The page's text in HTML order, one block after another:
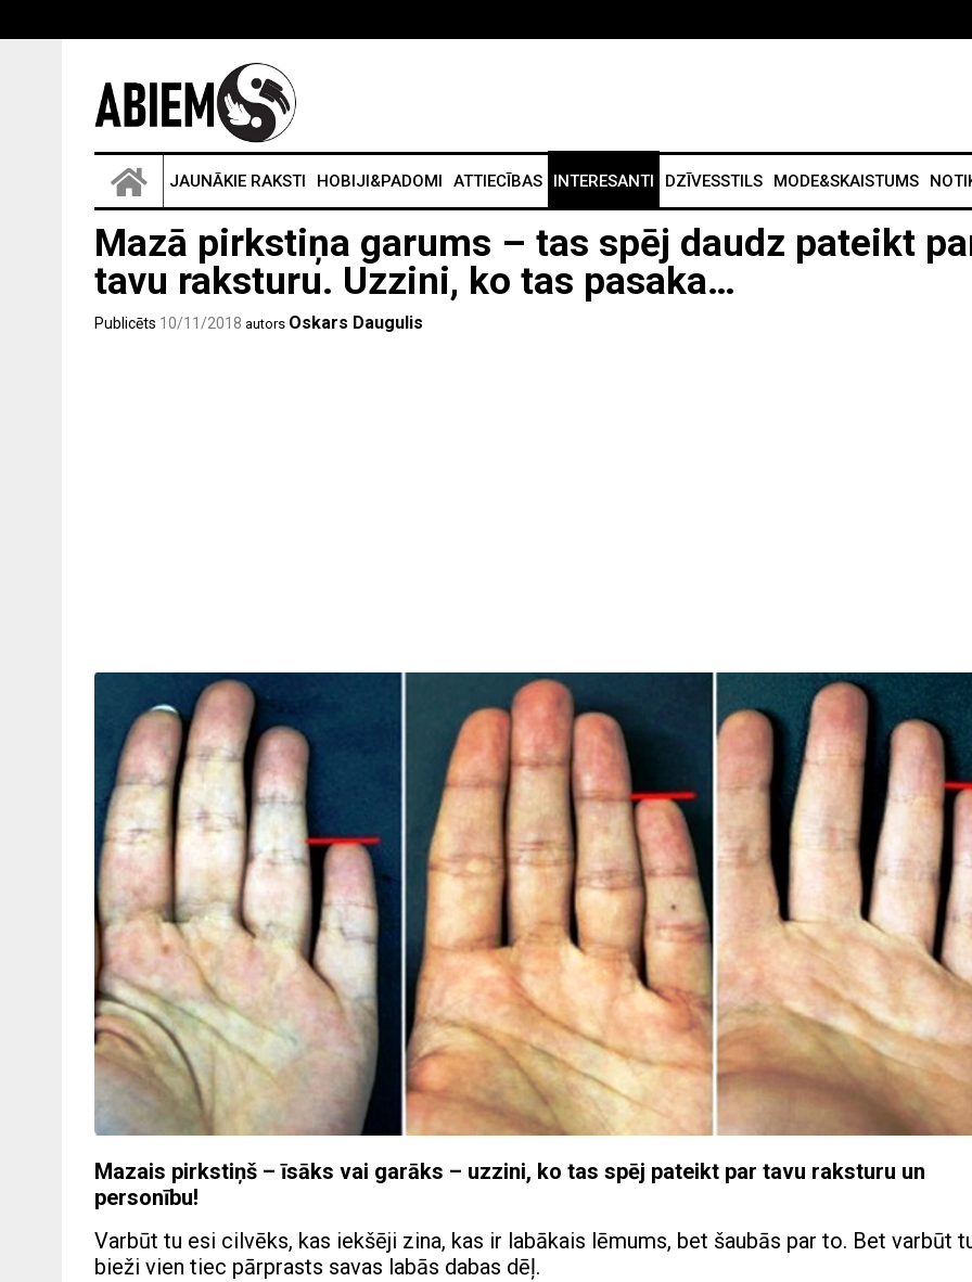
JAUNĀKIE RAKSTI HOBIJI&PADOMI ATTIECĪBAS INTERESANTI DZĪVESSTILS MODE&SKAISTUMS
Mazā pirkstiņa garums – tas spēj daudz pateikt
tavu raksturu. Uzzini, ko tas pasaka…
Publicēts 10/11/2018 autors Oskars Daugulis
Mazais pirkstiņš – īsāks vai garāks – uzzini, ko tas spēj pateikt par tavu raksturu un
personību!
Varbūt tu esi cilvēks, kas iekšēji zina, kas ir labākais lēmums, bet šaubās par to. Bet varbūt
bieži vien tiec pārprasts savas labās dabas dēļ.